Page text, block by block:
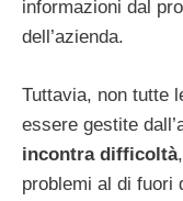
informazioni dal
dell’azienda.
Tuttavia, non tutte
essere gestite
incontra difficoltà
problemi al di fuori